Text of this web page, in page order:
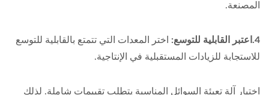
المصنعة.
4.اعتبر القابلية للتوسع:
اختر المعدات التي تتمتع بالقابلية للتوسع
للاستجابة للزيادات المستقبلية في الإنتاجية.
اختيار آلة تعبئة السوائل المناسبة يتطلب تقييمات شاملة. لذلك